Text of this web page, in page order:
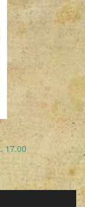
17.00